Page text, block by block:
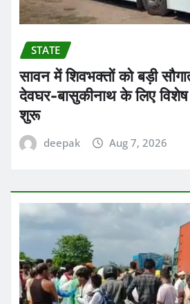
STATE
सावन में शिवभक्तों को बड़ी
देवघर-बासुकीनाथ के लिए
शुरू
deepak Aug 7, 2026